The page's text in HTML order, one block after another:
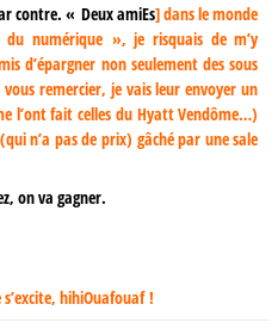
contre. « Deux amiEs] dans le monde
numérique », je risquais de m’y
d’épargner non seulement des sous
remercier, je vais leur envoyer un
l’ont fait celles du Hyatt Vendôme…)
n’a pas de prix) gâché par une sale
on va gagner.
hihiOuafouaf !